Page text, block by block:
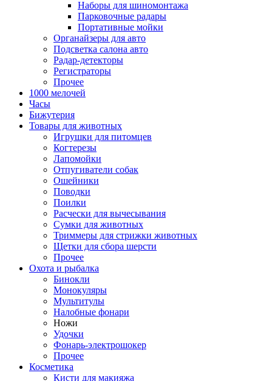
Наборы для шиномонтажа
Парковочные радары
Портативные мойки
Органайзеры для авто
Подсветка салона авто
Радар-детекторы
Регистраторы
Прочее
1000 мелочей
Часы
Бижутерия
Товары для животных
Игрушки для питомцев
Когтерезы
Лапомойки
Отпугиватели собак
Ошейники
Поводки
Поилки
Расчески для вычесывания
Сумки для животных
Триммеры для стрижки животных
Щетки для сбора шерсти
Прочее
Охота и рыбалка
Бинокли
Монокуляры
Мультитулы
Налобные фонари
Ножи
Удочки
Фонарь-электрошокер
Прочее
Косметика
Кисти для макияжа